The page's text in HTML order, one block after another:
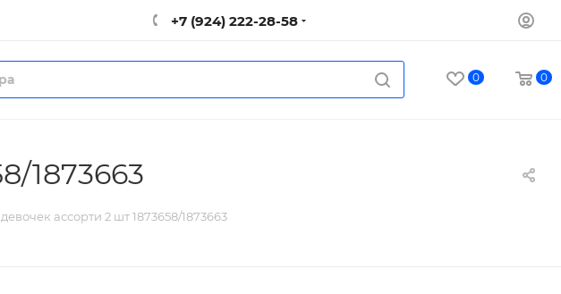
+7 (924) 222-28-58
0 0
1873663
ассорти 2 шт 1873658/1873663